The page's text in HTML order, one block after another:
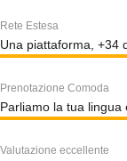
Rete Estesa
Una piattaforma, +34
Prenotazione Comoda
Parliamo la tua lingua
Valutazione eccellente